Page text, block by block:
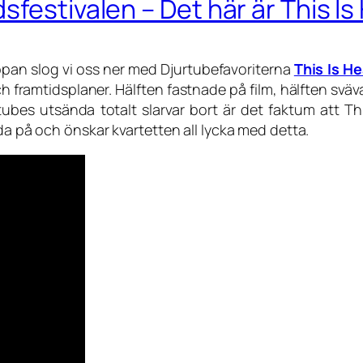
– Det här är This Is
slog vi oss ner med Djurtubefavoriterna This Is
framtidsplaner. Hälften fastnade på film, hälften
utsända totalt slarvar bort är det faktum att
på och önskar kvartetten all lycka med detta.